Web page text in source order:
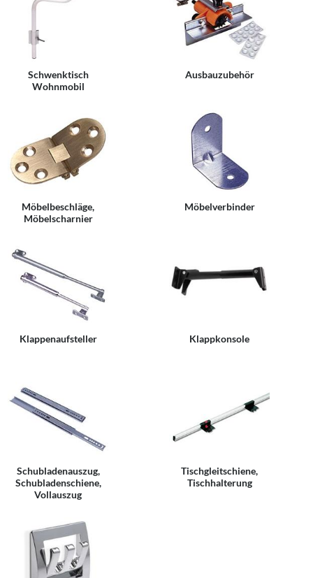
Schwenktisch
Wohnmobil
Ausbauzubehör
Möbelbeschläge,
Möbelscharnier
Möbelverbinder
Klappenaufsteller Klappkonsole
Schubladenauszug,
Schubladenschiene,
Vollauszug
Tischgleitschiene,
Tischhalterung